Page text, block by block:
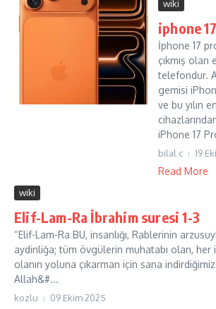
wiki
iphone
İphone 17
çıkmış
telefondur.
gemisi
ve bu yılın
iPhone 17
bilal c 19
Read More
wiki
Elif-Lam-Ra İbrahim suresi 1-3
“Elif-Lam-Ra BU, insanlığı, Rablerinin
aydinliğa; tüm övgülerin muhatabı olan, her
olanın yoluna çıkarman için sana
Allah&#...
kozlu 09 Ekim 2025